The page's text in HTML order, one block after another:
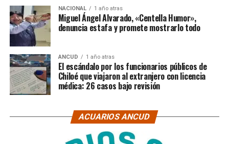
NACIONAL 1 año atras
Miguel Ángel Alvarado, «Centella Humor»,
denuncia estafa y promete mostrarlo todo
ANCUD 1 año atras
El escándalo por los funcionarios públicos de
Chiloé que viajaron al extranjero con licencia
médica: 26 casos bajo revisión
ACUARIOS ANCUD